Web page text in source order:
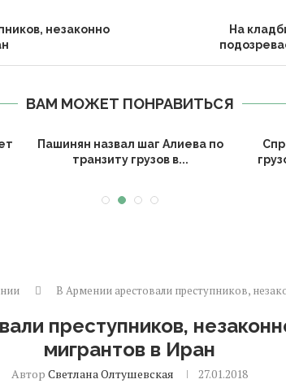
незаконно
На
ВАМ МОЖЕТ ПОНРАВИТЬСЯ
Пашинян назвал шаг Алиева по
транзиту грузов в...
В Армении арестовали преступников,
преступников,
мигрантов в Иран
АвторСветлана Олтушевская 27.01.2018